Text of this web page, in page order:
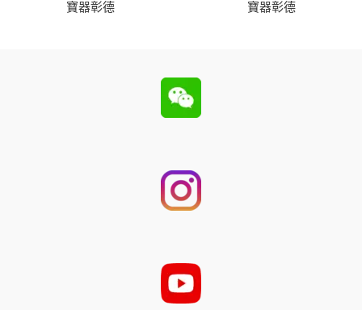
寶器彰德 寶器彰德